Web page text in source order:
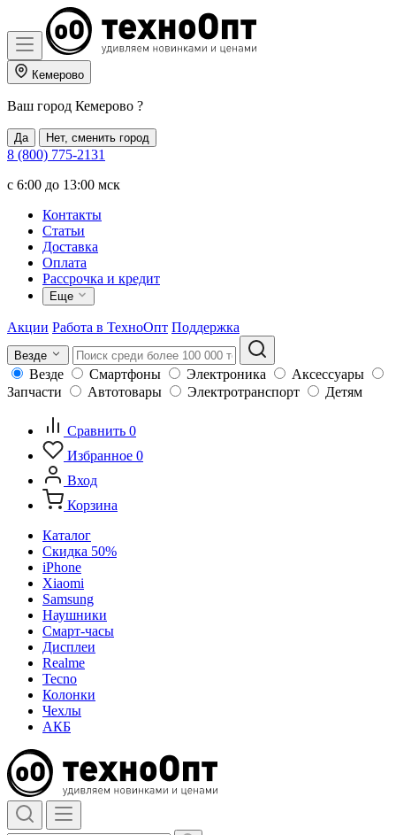
Кемерово
Ваш город Кемерово ?
Да Нет, сменить город
8 (800) 775-2131
c 6:00 до 13:00 мск
Контакты
Статьи
Доставка
Оплата
Рассрочка и кредит
Еще
Акции Работа в ТехноОпт Поддержка
Везде
Везде Смартфоны Электроника
Аксессуары
Запчасти
Автотовары Электротранспорт Детям
Сравнить 0
Избранное 0
Вход
Корзина
Каталог
Скидка 50%
iPhone
Xiaomi
Samsung
Наушники
Смарт-часы
Дисплеи
Realme
Tecno
Колонки
Чехлы
АКБ